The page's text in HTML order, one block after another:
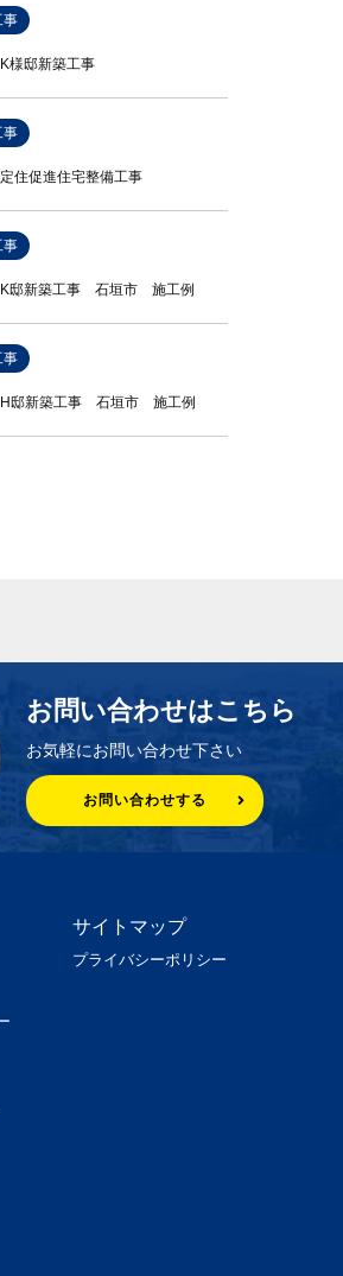
事
様邸新築工事
事
住促進住宅整備工事
事
邸新築工事 石垣市 施工例
事
邸新築工事 石垣市 施工例
お問い合わせはこちら
お気軽にお問い合わせ下さい
お問い合わせする
サイトマップ
プライバシーポリシー